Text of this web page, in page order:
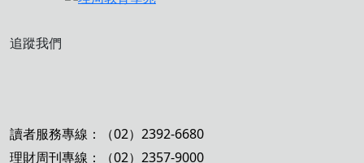
追蹤我們
讀者服務專線：（02）2392-6680
理財周刊專線：（02）2357-9000